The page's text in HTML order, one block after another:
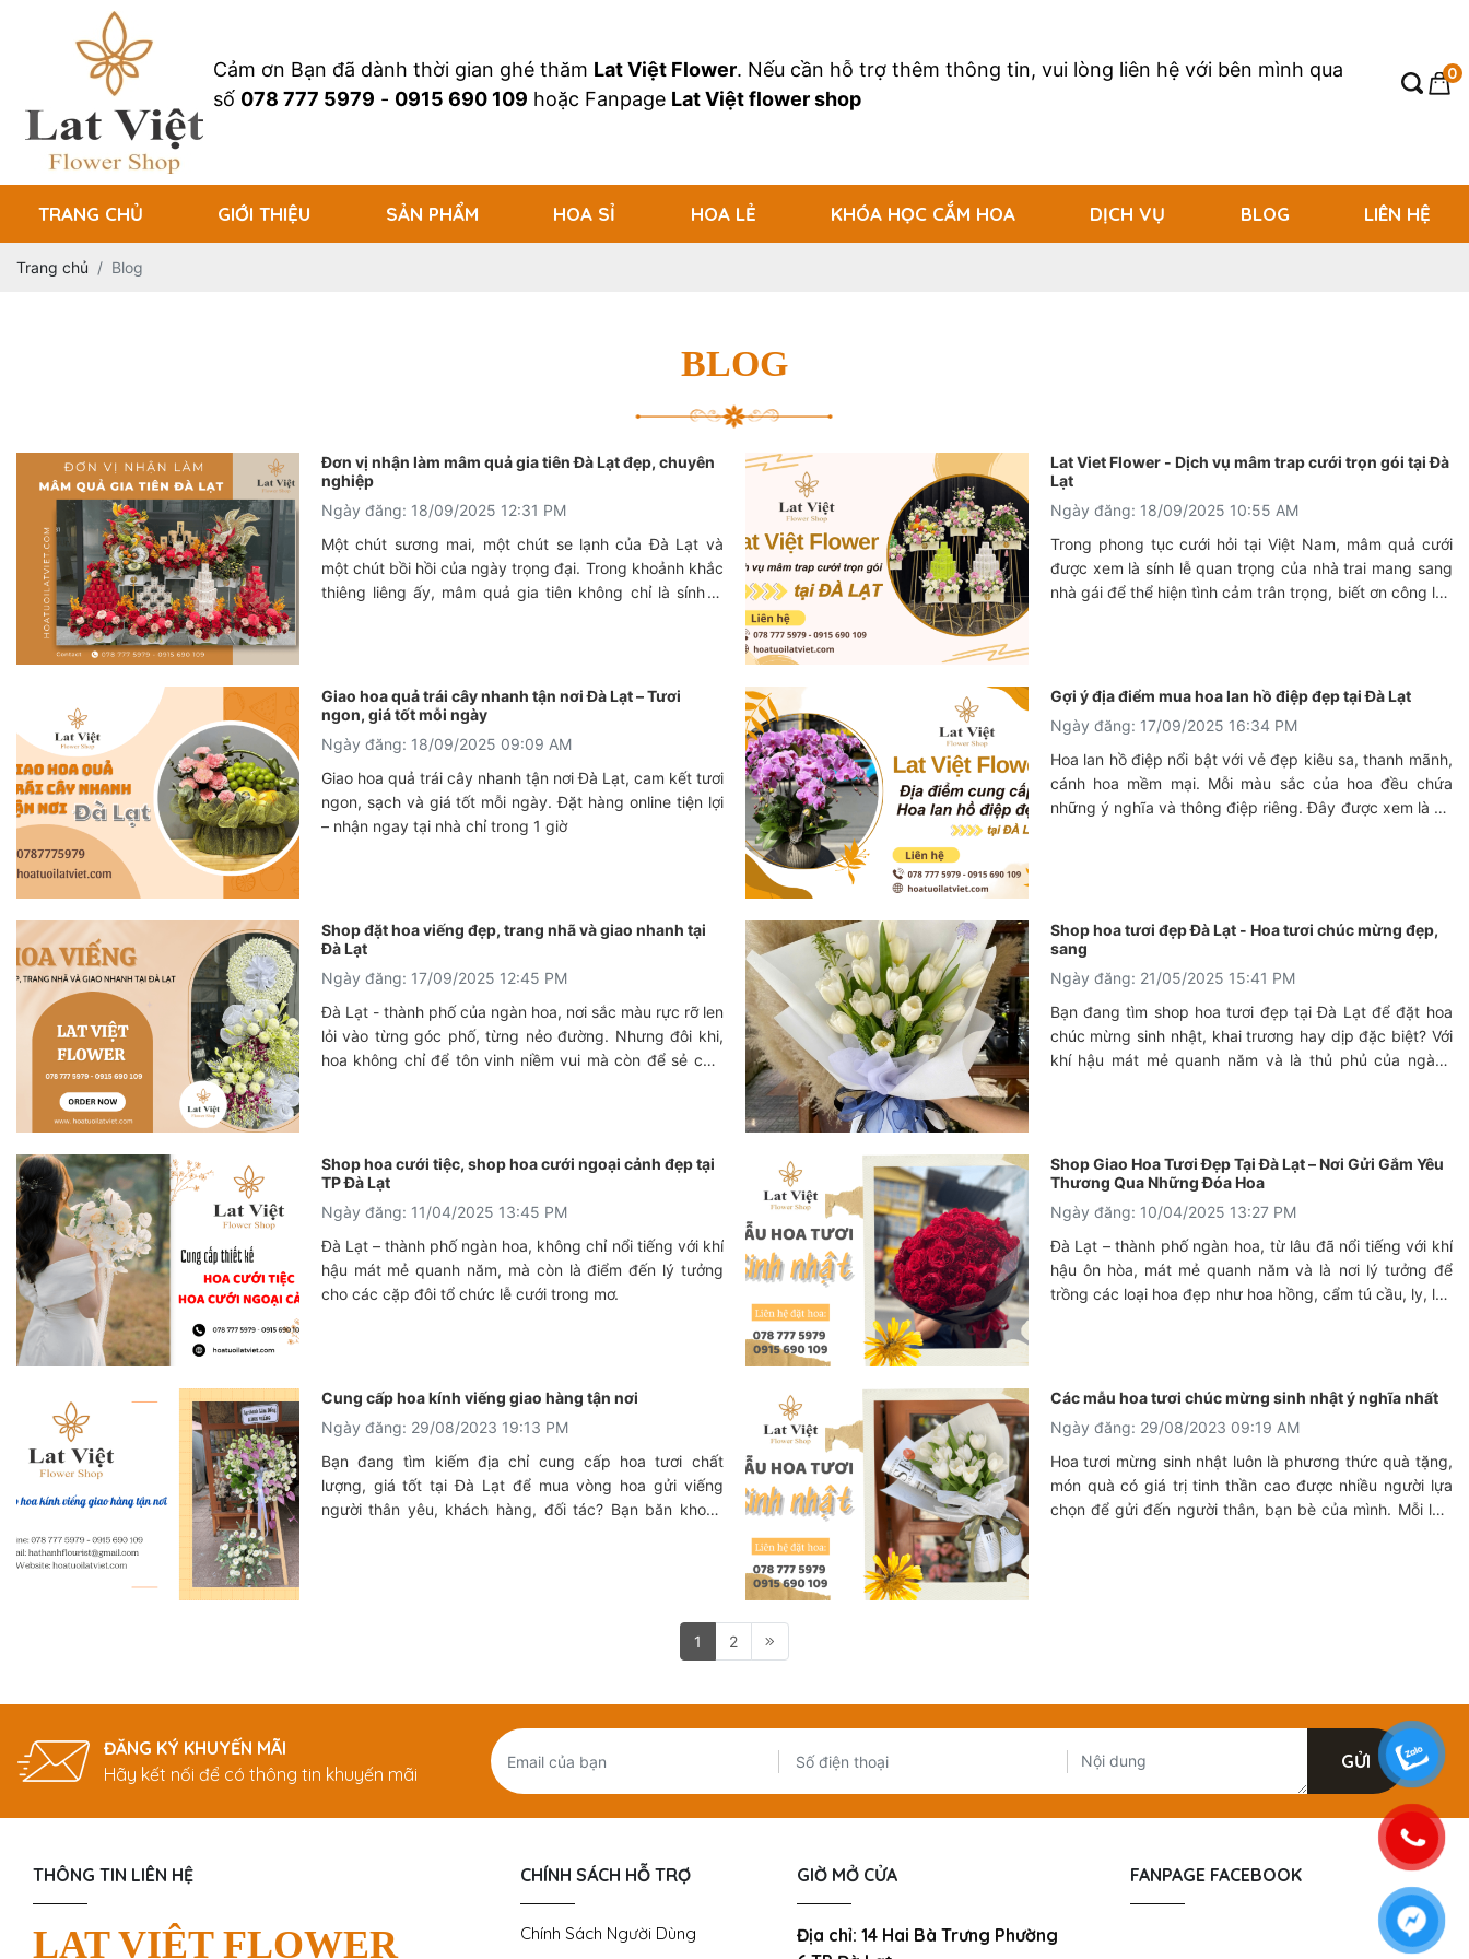
Cảm ơn Bạn đã dành thời gian ghé thăm Lat Việt Flower. Nếu cần hỗ trợ thêm thông tin, vui lòng liên hệ với bên mình qua
số 078 777 5979 - 0915 690 109 hoặc Fanpage Lat Việt flower shop
0
TRANG CHỦ GIỚI THIỆU SẢN PHẨM HOA SỈ HOA LẺ KHÓA HỌC CẮM HOA DỊCH VỤ BLOG LIÊN HỆ
Trang chủ Blog
BLOG
Đơn vị nhận làm mâm quả gia tiên Đà Lạt đẹp, chuyên
nghiệp
Ngày đăng: 18/09/2025 12:31 PM
Một chút sương mai, một chút se lạnh của Đà Lạt và
một chút bồi hồi của ngày trọng đại. Trong khoảnh khắc
thiêng liêng ấy, mâm quả gia tiên không chỉ là sính lễ
tinh tế? Đó là lúc bạn cần tìm đến một đơn vị nhận làm
mâm quả gia tiên Đà Lạt đẹp, chuyên nghiệp, để biến
những ước mơ về một đám cưới hoàn hảo thành hiện
Lat Viet Flower - Dịch vụ mâm trap cưới trọn gói tại Đà
Lạt
Ngày đăng: 18/09/2025 10:55 AM
Trong phong tục cưới hỏi tại Việt Nam, mâm quả cưới
được xem là sính lễ quan trọng của nhà trai mang sang
nhà gái để thể hiện tình cảm trân trọng, biết ơn công lao
Việt Flower trải nghiệm dịch vụ mâm trap cưới hàng đầu
Giao hoa quả trái cây nhanh tận nơi Đà Lạt – Tươi
ngon, giá tốt mỗi ngày
Ngày đăng: 18/09/2025 09:09 AM
Giao hoa quả trái cây nhanh tận nơi Đà Lạt, cam kết tươi
ngon, sạch và giá tốt mỗi ngày. Đặt hàng online tiện lợi
– nhận ngay tại nhà chỉ trong 1 giờ
Gợi ý địa điểm mua hoa lan hồ điệp đẹp tại Đà Lạt
Ngày đăng: 17/09/2025 16:34 PM
Hoa lan hồ điệp nổi bật với vẻ đẹp kiêu sa, thanh mãnh,
cánh hoa mềm mại. Mỗi màu sắc của hoa đều chứa
những ý nghĩa và thông điệp riêng. Đây được xem là nữ
Shop đặt hoa viếng đẹp, trang nhã và giao nhanh tại
Đà Lạt
Ngày đăng: 17/09/2025 12:45 PM
Đà Lạt - thành phố của ngàn hoa, nơi sắc màu rực rỡ len
lỏi vào từng góc phố, từng nẻo đường. Nhưng đôi khi,
hoa không chỉ để tôn vinh niềm vui mà còn để sẻ chia
nói lên tất cả. Hiểu được điều đó, Lat Việt Flower ra đời,
trở thành điểm đến tin cậy cho những ai đang tìm kiếm
shop đặt hoa viếng đẹp, trang nhã và giao nhanh tại Đà
Shop hoa tươi đẹp Đà Lạt - Hoa tươi chúc mừng đẹp,
sang
Ngày đăng: 21/05/2025 15:41 PM
Bạn đang tìm shop hoa tươi đẹp tại Đà Lạt để đặt hoa
chúc mừng sinh nhật, khai trương hay dịp đặc biệt? Với
khí hậu mát mẻ quanh năm và là thủ phủ của ngành
shop hoa tươi chúc mừng Đà Lạt ngay sau đây.
Shop hoa cưới tiệc, shop hoa cưới ngoại cảnh đẹp tại
TP Đà Lạt
Ngày đăng: 11/04/2025 13:45 PM
Đà Lạt – thành phố ngàn hoa, không chỉ nổi tiếng với khí
hậu mát mẻ quanh năm, mà còn là điểm đến lý tưởng
cho các cặp đôi tổ chức lễ cưới trong mơ.
Shop Giao Hoa Tươi Đẹp Tại Đà Lạt – Nơi Gửi Gắm Yêu
Thương Qua Những Đóa Hoa
Ngày đăng: 10/04/2025 13:27 PM
Đà Lạt – thành phố ngàn hoa, từ lâu đã nổi tiếng với khí
hậu ôn hòa, mát mẻ quanh năm và là nơi lý tưởng để
trồng các loại hoa đẹp như hoa hồng, cẩm tú cầu, ly, lan
Cung cấp hoa kính viếng giao hàng tận nơi
Ngày đăng: 29/08/2023 19:13 PM
Bạn đang tìm kiếm địa chỉ cung cấp hoa tươi chất
lượng, giá tốt tại Đà Lạt để mua vòng hoa gửi viếng
người thân yêu, khách hàng, đối tác? Bạn băn khoăn
Các mẫu hoa tươi chúc mừng sinh nhật ý nghĩa nhất
Ngày đăng: 29/08/2023 09:19 AM
Hoa tươi mừng sinh nhật luôn là phương thức quà tặng,
món quà có giá trị tinh thần cao được nhiều người lựa
chọn để gửi đến người thân, bạn bè của mình. Mỗi loài
1 2
ĐĂNG KÝ KHUYẾN MÃI
Hãy kết nối để có thông tin khuyến mãi
THÔNG TIN LIÊN HỆ
LAT VIỆT FLOWER
CHÍNH SÁCH HỖ TRỢ
Chính Sách Người Dùng
GIỜ MỞ CỬA
Địa chỉ: 14 Hai Bà Trưng Phường
FANPAGE FACEBOOK